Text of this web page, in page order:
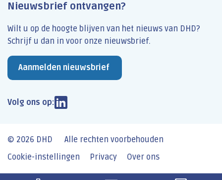
Nieuwsbrief ontvangen?
Wilt u op de hoogte blijven van het nieuws van DHD?
Schrijf u dan​ in voor onze nieuwsbrief.
Aanmelden nieuwsbrief
Volg ons op:
© 2026 DHD
Alle rechten voorbehouden
Cookie-instellingen
Privacy Over ons